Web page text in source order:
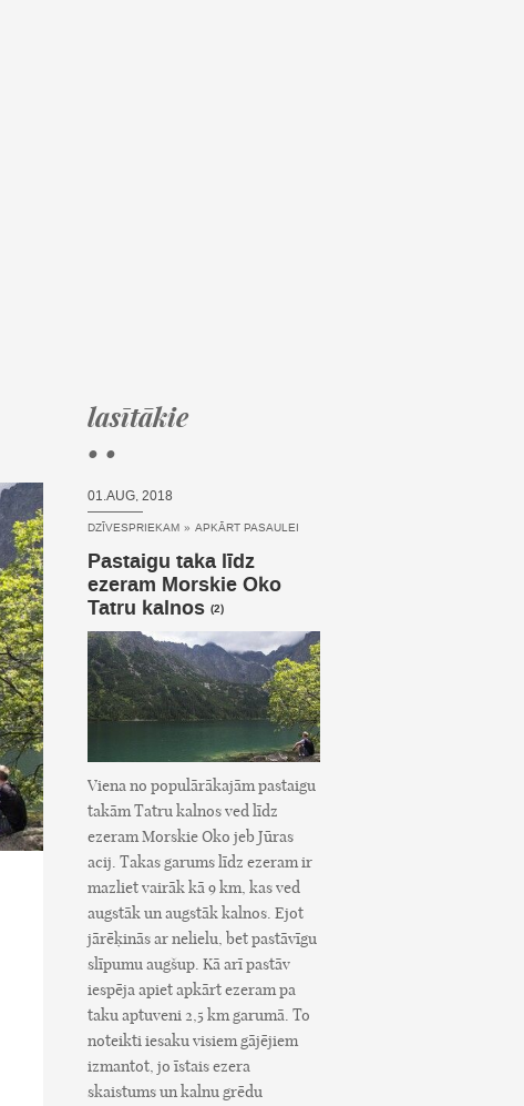
lasītākie
• •
01.AUG, 2018
DZĪVESPRIEKAM » APKĀRT PASAULEI
Pastaigu taka līdz
ezeram Morskie Oko
Tatru kalnos (2)
Viena no populārākajām pastaigu
takām Tatru kalnos ved līdz
ezeram Morskie Oko jeb Jūras
acij. Takas garums līdz ezeram ir
mazliet vairāk kā 9 km, kas ved
augstāk un augstāk kalnos. Ejot
jārēķinās ar nelielu, bet pastāvīgu
slīpumu augšup. Kā arī pastāv
iespēja apiet apkārt ezeram pa
taku aptuveni 2,5 km garumā. To
noteikti iesaku visiem gājējiem
izmantot, jo īstais ezera
skaistums un kalnu grēdu